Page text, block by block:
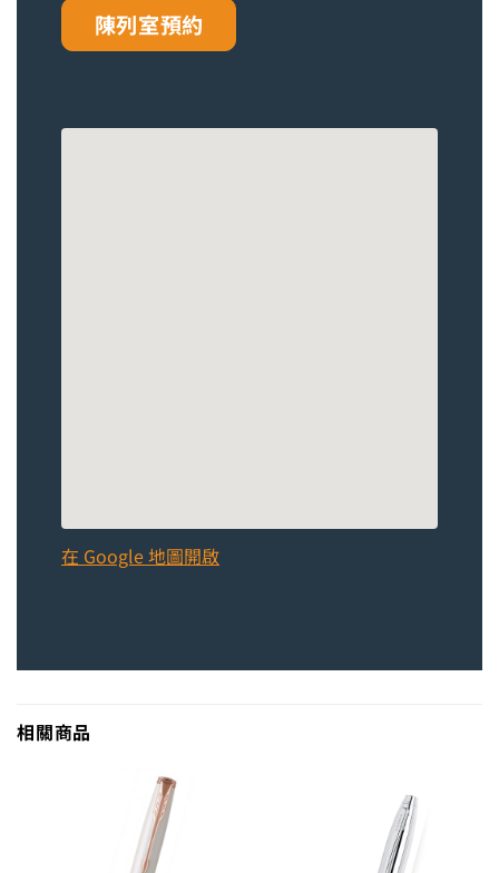
陳列室預約
在 Google 地圖開啟
相關商品